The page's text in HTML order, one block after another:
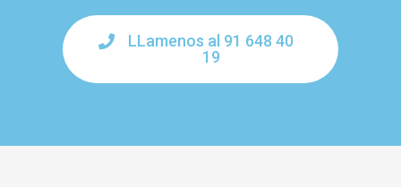
LLamenos al 91 648 40
19